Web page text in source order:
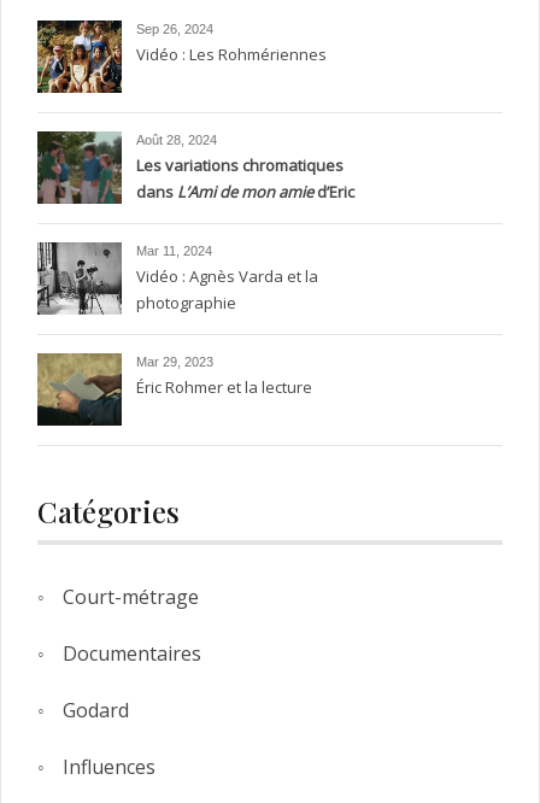
Sep 26, 2024
Vidéo : Les Rohmériennes
Août 28, 2024
Les variations chromatiques
dans L’Ami de mon amied’Eric
transparence.
Mar 11, 2024
Vidéo : Agnès Varda et la
photographie
Mar 29, 2023
Éric Rohmer et la lecture
Catégories
Court-métrage
Documentaires
Godard
Influences